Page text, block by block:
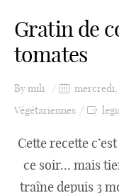
Gratin de
tomates
Bymili mercredi,
Végétariennes
Cette recette
ce soir… mais
traîne depuis 3